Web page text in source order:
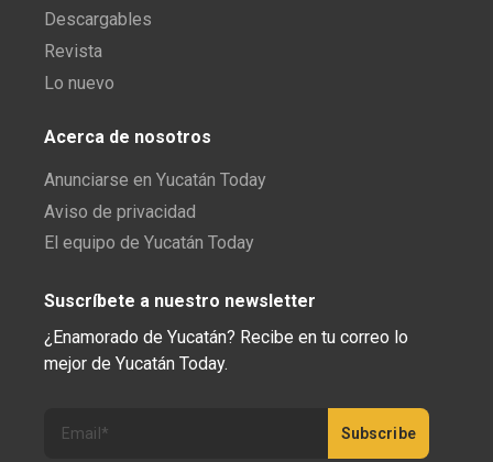
Descargables
Revista
Lo nuevo
Acerca de nosotros
Anunciarse en Yucatán Today
Aviso de privacidad
El equipo de Yucatán Today
Suscríbete a nuestro newsletter
¿Enamorado de Yucatán? Recibe en tu correo lo
mejor de Yucatán Today.